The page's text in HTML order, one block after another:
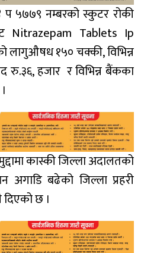
५७७९ नम्बरको स्कुटर रोकी
Nitrazepam Tablets Ip
लागुऔषध १५० चक्की, विभिन्न
रु.३६, हजार र विभिन्न बैंकका
कास्की जिल्ला अदालतको
बढेको जिल्ला प्रहरी
छ ।